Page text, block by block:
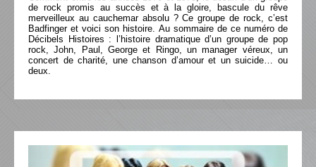
de rock promis au succès et à la gloire, bascule du rêve
merveilleux au cauchemar absolu ? Ce groupe de rock, c’est
Badfinger et voici son histoire. Au sommaire de ce numéro de
Décibels Histoires : l’histoire dramatique d’un groupe de pop
rock, John, Paul, George et Ringo, un manager véreux, un
concert de charité, une chanson d’amour et un suicide… ou
deux.